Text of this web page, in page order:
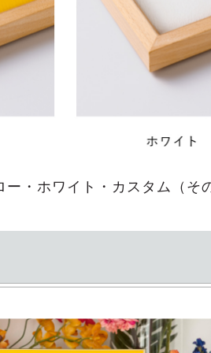
ー・ホワイト・カスタム（